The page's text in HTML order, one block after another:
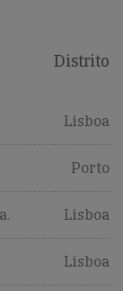
Distrito
Lisboa
Porto
Lisboa
Lisboa